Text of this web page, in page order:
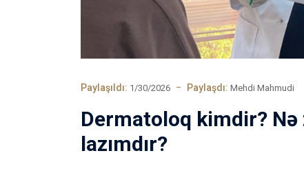
Paylaşıldı: 1/30/2026 Paylaşdı: Mehdi Mahmudi
Dermatoloq kimdir?
lazımdır?